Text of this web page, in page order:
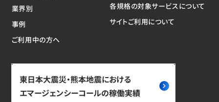
業界別
事例
ご利用中の方へ
各規格の対象サービスについて
サイトご利用について
東日本大震災・熊本地震における
エマージェンシーコールの稼働実績